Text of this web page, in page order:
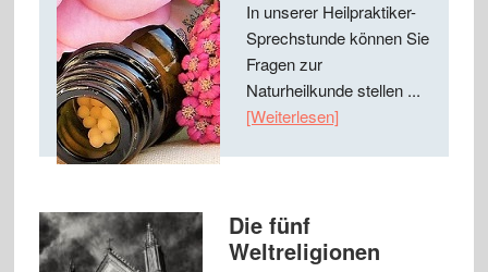
In unserer Heilpraktiker-
Sprechstunde können Sie
Fragen zur
Naturheilkunde stellen ...
[Weiterlesen]
Die fünf
Weltreligionen